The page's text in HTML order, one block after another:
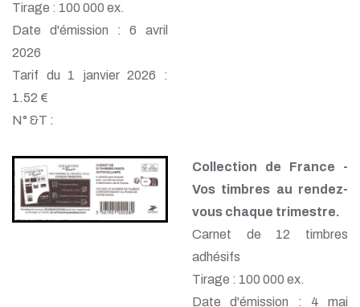
Tirage : 100 000 ex.
Date d'émission : 6 avril
2026
Tarif du 1 janvier 2026 :
1.52 €
N° &T :
Collection de France -
Vos timbres au rendez-
vous chaque trimestre.
Carnet de 12 timbres
adhésifs
Tirage : 100 000 ex.
Date d'émission : 4 mai